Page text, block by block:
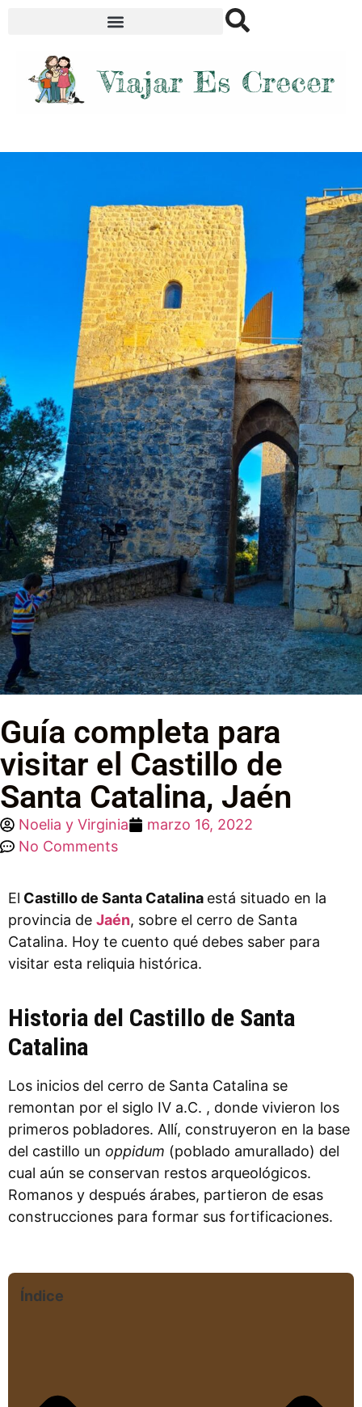
Guía completa para
visitar el Castillo de
Santa Catalina, Jaén
Noelia y Virginia
marzo 16, 2022
No Comments
El Castillo de Santa Catalina está situado en la
provincia de Jaén, sobre el cerro de Santa
Catalina. Hoy te cuento qué debes saber para
visitar esta reliquia histórica.
Historia del Castillo de Santa
Catalina
Los inicios del cerro de Santa Catalina se
remontan por el siglo IV a.C. , donde vivieron los
primeros pobladores. Allí, construyeron en la base
del castillo un oppidum (poblado amurallado) del
cual aún se conservan restos arqueológicos.
Romanos y después árabes, partieron de esas
construcciones para formar sus fortificaciones.
Índice